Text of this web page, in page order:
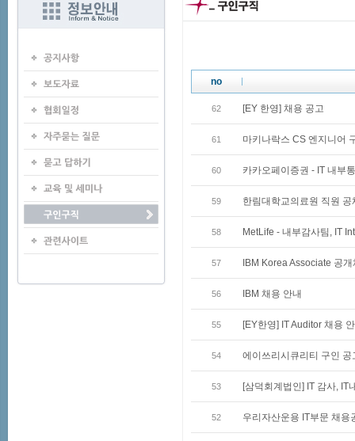
no
62 [EY 한영] 채용 공고
61 마키나락스 CS 엔지니어
60 카카오페이증권 - IT 내부
59 한림대학교의료원 직원 공
58 MetLife - 내부감사팀, IT
57 IBM Korea Associate 공개
56 IBM 채용 안내
55 [EY한영] IT Auditor 채용
54 에이쓰리시큐리티 구인 공
53 [삼덕회계법인] IT 감사, IT
52 우리자산운용 IT부문 채용